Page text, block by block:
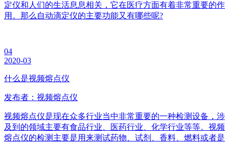
定仪和人们的生活息息相关，它在医疗方面有着非常重要的作
用。那么自动滴定仪的主要功能又有哪些呢?
04
2020-03
什么是视频熔点仪
发布者：视频熔点仪
视频熔点仪是现在众多行业当中非常重要的一种检测设备，涉
及到的领域主要有食品行业、医药行业、化学行业等等。视频
熔点仪的检测主要是用来测试药物、试剂、香料、燃料或者是